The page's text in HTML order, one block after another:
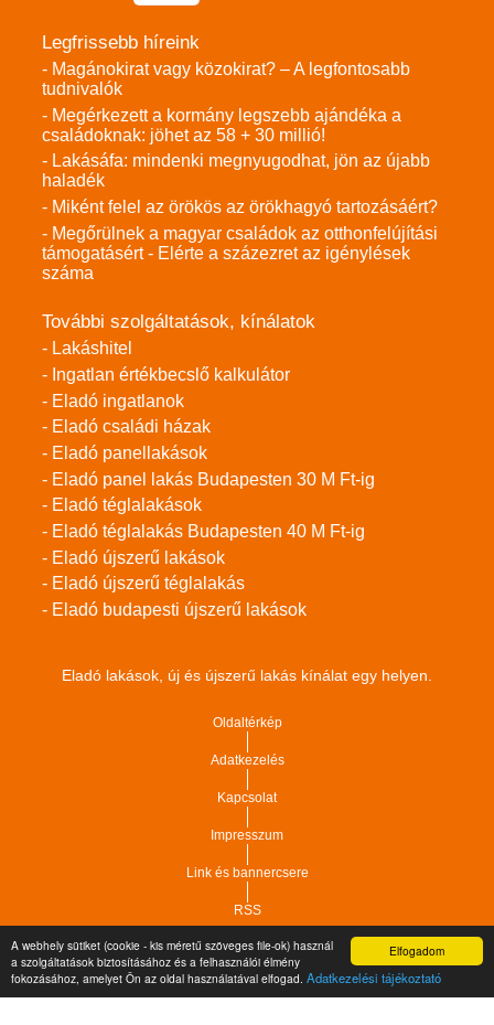
Elfogadom
A webhely sütiket (cookie - kis méretű szöveges file-ok) használ
a szolgáltatások biztosításához és a felhasználói élmény
fokozásához, amelyet Ön az oldal használatával elfogad. Adatkezelési tájékoztató
Legfrissebb híreink
- Magánokirat vagy közokirat? – A legfontosabb
tudnivalók
- Megérkezett a kormány legszebb ajándéka a
családoknak: jöhet az 58 + 30 millió!
- Lakásáfa: mindenki megnyugodhat, jön az újabb
haladék
- Miként felel az örökös az örökhagyó tartozásáért?
- Megőrülnek a magyar családok az otthonfelújítási
támogatásért - Elérte a százezret az igénylések
száma
További szolgáltatások, kínálatok
- Lakáshitel
- Ingatlan értékbecslő kalkulátor
- Eladó ingatlanok
- Eladó családi házak
- Eladó panellakások
- Eladó panel lakás Budapesten 30 M Ft-ig
- Eladó téglalakások
- Eladó téglalakás Budapesten 40 M Ft-ig
- Eladó újszerű lakások
- Eladó újszerű téglalakás
- Eladó budapesti újszerű lakások
Eladó lakások, új és újszerű lakás kínálat egy helyen.
Oldaltérkép
Adatkezelés
Kapcsolat
Impresszum
Link és bannercsere
RSS
Copyright © 2021.Vár-Köz Kft. - Ingatlan nyilvántartó, ügyviteli és
adminisztrációs szoftver